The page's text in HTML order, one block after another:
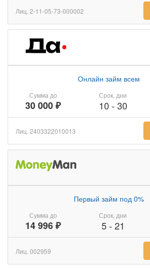
Лиц. 2-11-05-73-000002
Сумма до
30 000 ₽
Онлайн займ всем
Срок, дни
10 - 30
Лиц. 2403322010013
Сумма до
14 996 ₽
Первый займ под 0%
Срок, дни
5- 21
Лиц. 002959